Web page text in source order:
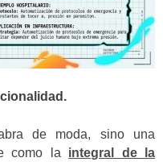
de moda, sino una
como la integral de la